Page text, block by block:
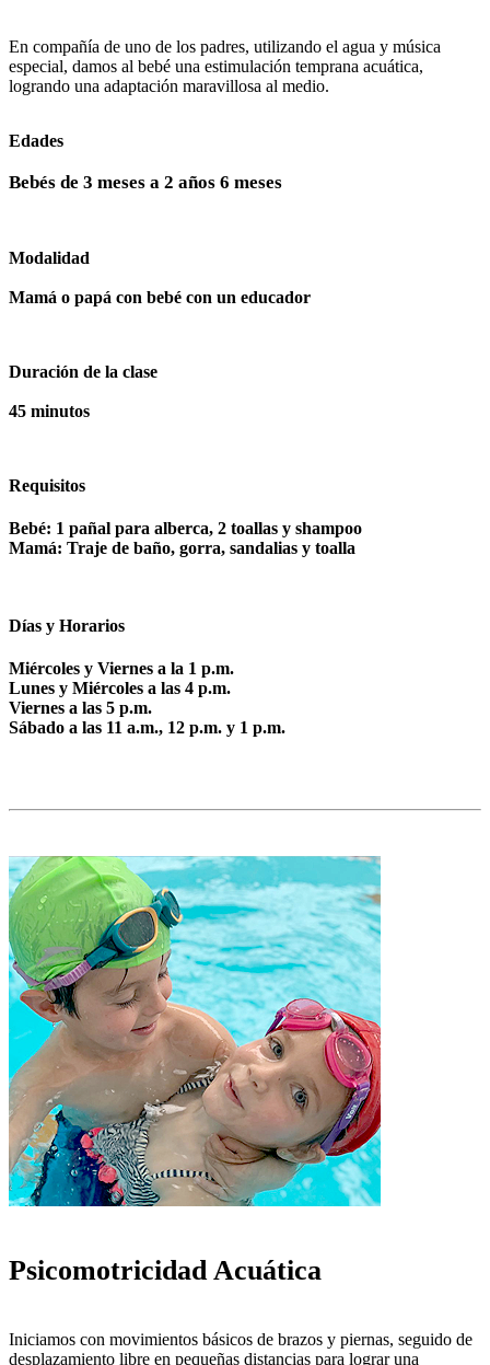
En compañía de uno de los padres, utilizando el agua y música
especial, damos al bebé una estimulación temprana acuática,
logrando una adaptación maravillosa al medio.
Edades
Bebés de 3 meses a 2 años 6 meses
Modalidad
Mamá o papá con bebé con un educador
Duración de la clase
45 minutos
Requisitos
Bebé: 1 pañal para alberca, 2 toallas y shampoo
Mamá: Traje de baño, gorra, sandalias y toalla
Días y Horarios
Miércoles y Viernes a la 1 p.m.
Lunes y Miércoles a las 4 p.m.
Viernes a las 5 p.m.
Sábado a las 11 a.m., 12 p.m. y 1 p.m.
Psicomotricidad Acuática
Iniciamos con movimientos básicos de brazos y piernas, seguido de
desplazamiento libre en pequeñas distancias para lograr una